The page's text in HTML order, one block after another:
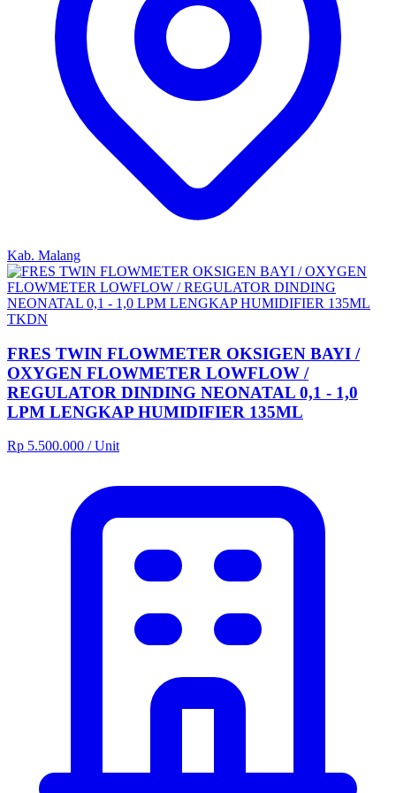
Kab. Malang
TKDN
FRES TWIN FLOWMETER OKSIGEN BAYI /
OXYGEN FLOWMETER LOWFLOW /
REGULATOR DINDING NEONATAL 0,1 - 1,0
LPM LENGKAP HUMIDIFIER 135ML
Rp 5.500.000 / Unit